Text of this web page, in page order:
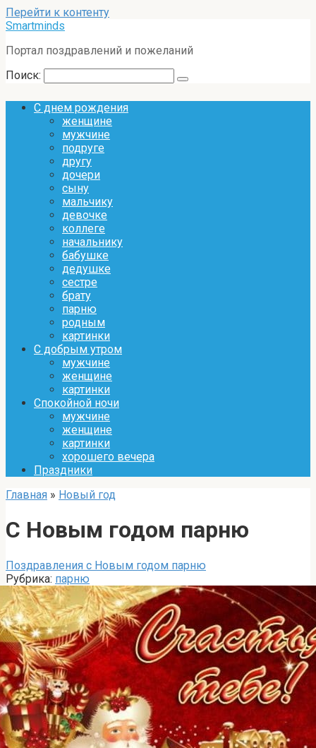
Перейти к контенту
Smartminds
Портал поздравлений и пожеланий
Поиск:
С днем рождения
женщине
мужчине
подруге
другу
дочери
сыну
мальчику
девочке
коллеге
начальнику
бабушке
дедушке
сестре
брату
парню
родным
картинки
С добрым утром
мужчине
женщине
картинки
Спокойной ночи
мужчине
женщине
картинки
хорошего вечера
Праздники
Главная » Новый год
С Новым годом парню
Поздравления с Новым годом парню
Рубрика: парню